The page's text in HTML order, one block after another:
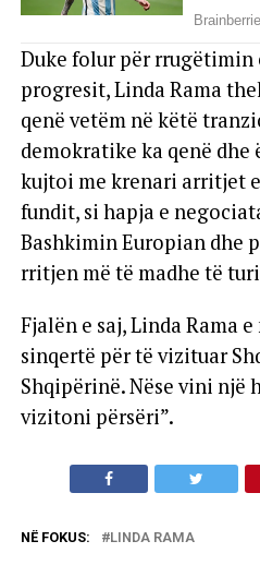
Duke folur për rrugëtimin
progresit, Linda Rama
qenë vetëm në këtë
demokratike ka qenë dhe
kujtoi me krenari arritjet
fundit, si hapja e
Bashkimin Europian dhe
rritjen më të madhe të
Fjalën e saj, Linda Rama
sinqertë për të vizituar
Shqipërinë. Nëse vini një
vizitoni përsëri”.
NË FOKUS: LINDA RAMA